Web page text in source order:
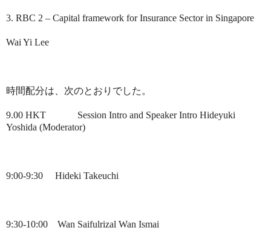
3. RBC 2 – Capital framework for Insurance Sector in Singapore
Wai Yi Lee
時間配分は、次のとおりでした。
9.00 HKT
Session Intro and Speaker Intro Hideyuki
Yoshida (Moderator)
9:00-9:30 Hideki Takeuchi
9:30-10:00 Wan Saifulrizal Wan Ismai